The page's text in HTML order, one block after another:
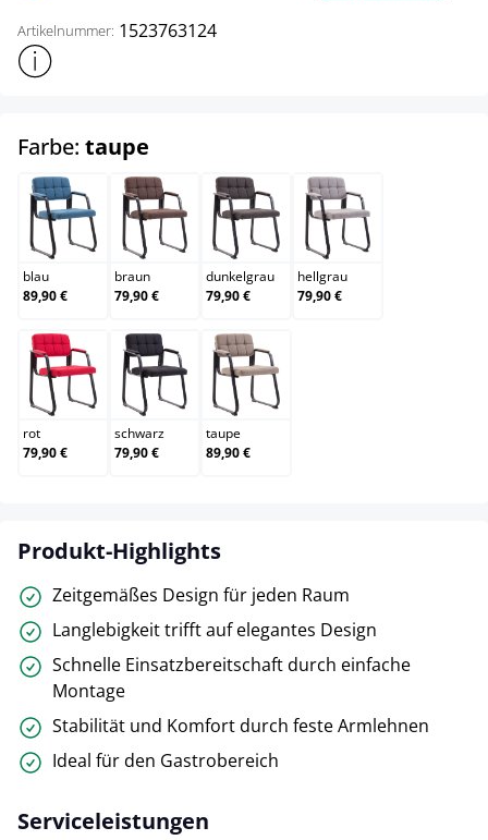
Artikelnummer: 1523763124
Weitere Produktinformationen anzeigen
Farbe: taupe
blau
blau
89,90 €
braun
braun
79,90 €
dunkelgrau
dunkelgrau
79,90 €
hellgrau
hellgrau
79,90 €
rot
rot
79,90 €
schwarz
schwarz
79,90 €
taupe
taupe
89,90 €
Produkt-Highlights
Zeitgemäßes Design für jeden Raum
Langlebigkeit trifft auf elegantes Design
Schnelle Einsatzbereitschaft durch einfache
Montage
Stabilität und Komfort durch feste Armlehnen
Ideal für den Gastrobereich
Serviceleistungen